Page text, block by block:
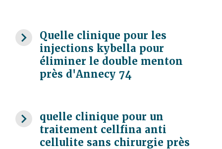
navigate_next
Quelle clinique pour les
injections kybella pour
éliminer le double menton
près d'Annecy 74
navigate_next
quelle clinique pour un
traitement cellfina anti
cellulite sans chirurgie près